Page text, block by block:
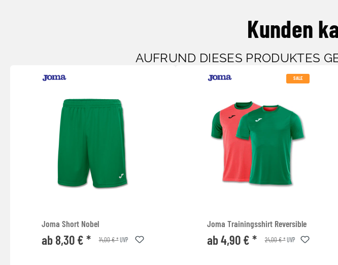
Kunden
AUFRUND DIESES PRODUKTES
Joma Short Nobel
ab 8,30 € * 14,00 € *UVP
SALE
Joma Trainingsshirt Reversible
ab 4,90 € * 24,00 € *UVP